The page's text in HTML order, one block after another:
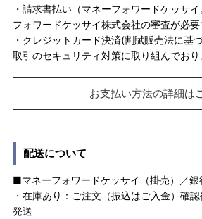
・請求書払い（マネーフォワードケッサ
フォワードケッサイ株式会社の審査が必要
・クレジットカード決済(割賦販売法に基
取引のセキュリティ対策に取り組んでお
お支払い方法の詳細は
配送について
■マネーフォワードケッサイ（掛売）／銀
・在庫あり：ご注文（振込はご入金）確
発送